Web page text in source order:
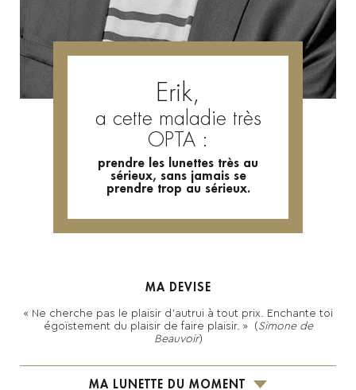
Erik,
a cette maladie très
OPTA :
prendre les lunettes très au
sérieux, sans jamais se
prendre trop au sérieux.
MA DEVISE
« Ne cherche pas le plaisir d'autrui à tout prix. Enchante toi
égoïstement du plaisir de faire plaisir. » (Simone de
Beauvoir)
MA LUNETTE DU MOMENT